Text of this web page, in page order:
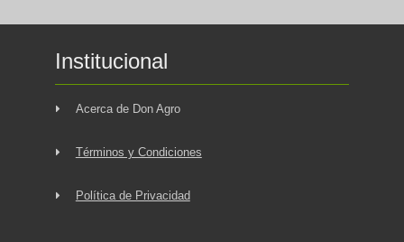
Institucional
Acerca de Don Agro
Términos y Condiciones
Política de Privacidad